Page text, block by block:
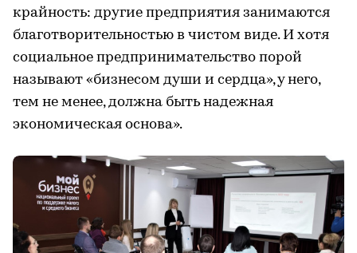
крайность: другие предприятия занимаются
благотворительностью в чистом виде. И хотя
социальное предпринимательство порой
называют «бизнесом души и сердца», у него,
тем не менее, должна быть надежная
экономическая основа».